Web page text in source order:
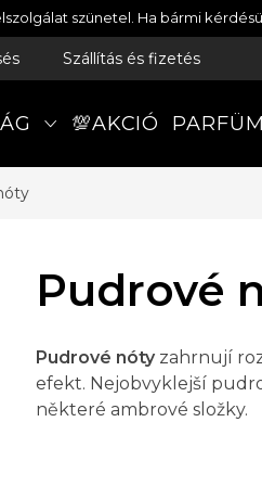
szünetel. Ha bármi
Szállítás és fizetés
💯AKCIÓ
Pudrové
Pudrové nóty zahrnují
efekt. Nejobvyklejší
některé ambrové složky.